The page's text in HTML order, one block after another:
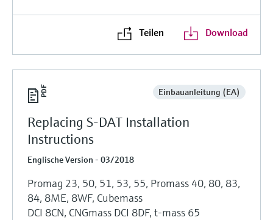
Teilen Download
Einbauanleitung (EA)
Replacing S-DAT Installation
Instructions
Englische Version - 03/2018
Promag 23, 50, 51, 53, 55, Promass 40, 80, 83,
84, 8ME, 8WF, Cubemass
DCI 8CN, CNGmass DCI 8DF, t-mass 65